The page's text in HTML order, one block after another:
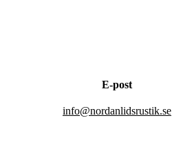
E-post
info@nordanlidsrustik.se